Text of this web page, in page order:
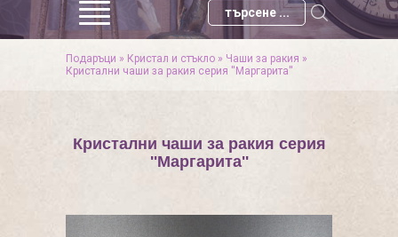
Подаръци » Кристал и стъкло » Чаши за ракия »
Кристални чаши за ракия серия ''Маргарита''
Кристални чаши за ракия серия
''Маргарита''